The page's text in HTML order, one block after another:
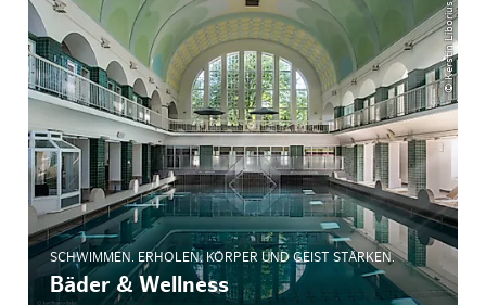
© Kerstin Liborius
SCHWIMMEN. ERHOLEN. KÖRPER UND GEIST STÄRKEN.
Bäder & Wellness